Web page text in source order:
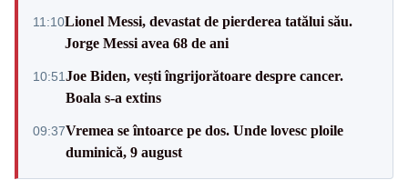
11:10Lionel Messi, devastat de pierderea tatălui său.
Jorge Messi avea 68 de ani
10:51Joe Biden, vești îngrijorătoare despre cancer.
Boala s-a extins
09:37Vremea se întoarce pe dos. Unde lovesc ploile
duminică, 9 august